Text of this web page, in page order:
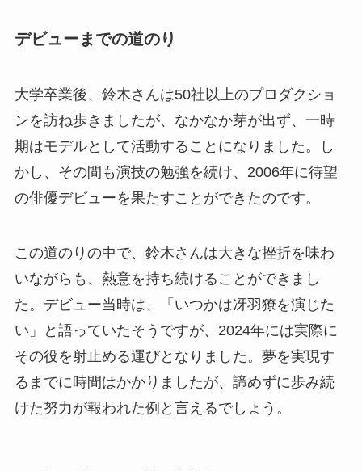
デビューまでの道のり
大学卒業後、鈴木さんは50社以上のプロダクショ
ンを訪ね歩きましたが、なかなか芽が出ず、一時
期はモデルとして活動することになりました。し
かし、その間も演技の勉強を続け、2006年に待望
の俳優デビューを果たすことができたのです。
この道のりの中で、鈴木さんは大きな挫折を味わ
いながらも、熱意を持ち続けることができまし
た。デビュー当時は、「いつかは冴羽獠を演じた
い」と語っていたそうですが、2024年には実際に
その役を射止める運びとなりました。夢を実現す
るまでに時間はかかりましたが、諦めずに歩み続
けた努力が報われた例と言えるでしょう。